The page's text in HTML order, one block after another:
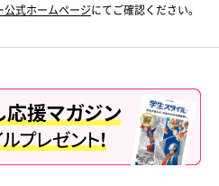
公式ホームページにてご確認ください。